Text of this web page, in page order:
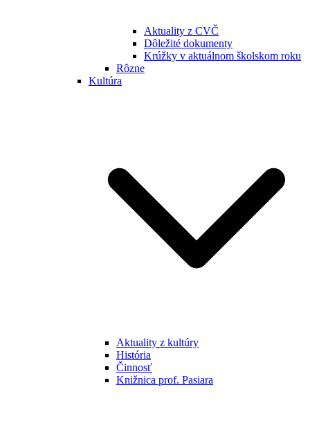
Aktuality z CVČ
Dôležité dokumenty
Krúžky v aktuálnom školskom roku
Rôzne
Kultúra
Aktuality z kultúry
História
Činnosť
Knižnica prof. Pasiara